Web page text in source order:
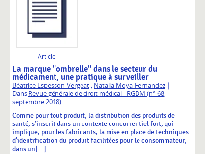
Article
La marque "ombrelle" dans le secteur du
médicament, une pratique à surveiller
Béatrice Espesson-Vergeat; Natalia Moya-Fernandez |
Dans Revue générale de droit médical - RGDM (n° 68,
septembre 2018)
Comme pour tout produit, la distribution des produits de
santé, s’inscrit dans un contexte concurrentiel fort, qui
implique, pour les fabricants, la mise en place de techniques
d’identification du produit facilitées pour le consommateur,
dans un[...]